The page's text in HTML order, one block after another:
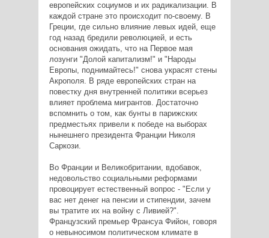
европейских социумов и их радикализации. В
каждой стране это происходит по-своему. В
Греции, где сильно влияние левых идей, еще
год назад бредили революцией, и есть
основания ожидать, что на Первое мая
лозунги "Долой капитализм!" и "Народы
Европы, поднимайтесь!" снова украсят стены
Акрополя. В ряде европейских стран на
повестку дня внутренней политики всерьез
влияет проблема мигрантов. Достаточно
вспомнить о том, как бунты в парижских
предместьях привели к победе на выборах
нынешнего президента Франции Николя
Саркози.
Во Франции и Великобритании, вдобавок,
недовольство социальными реформами
провоцирует естественный вопрос - "Если у
вас нет денег на пенсии и стипендии, зачем
вы тратите их на войну с Ливией?".
Французский премьер Франсуа Фийон, говоря
о невыносимом политическом климате в